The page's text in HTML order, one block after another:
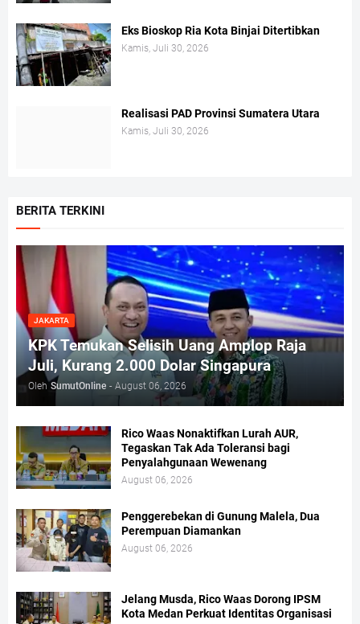
Eks Bioskop Ria Kota Binjai Ditertibkan
Kamis, Juli 30, 2026
Realisasi PAD Provinsi Sumatera Utara
Kamis, Juli 30, 2026
BERITA TERKINI
JAKARTA
KPK Temukan Selisih Uang Amplop Raja
Juli, Kurang 2.000 Dolar Singapura
Oleh SumutOnline - August 06, 2026
Rico Waas Nonaktifkan Lurah AUR,
Tegaskan Tak Ada Toleransi bagi
Penyalahgunaan Wewenang
August 06, 2026
Penggerebekan di Gunung Malela, Dua
Perempuan Diamankan
August 06, 2026
Jelang Musda, Rico Waas Dorong IPSM
Kota Medan Perkuat Identitas Organisasi